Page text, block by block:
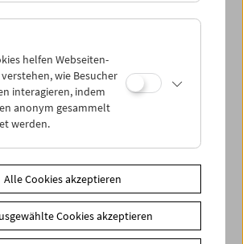
helfen Webseiten-
wie Besucher
interagieren, indem
anonym gesammelt
werden.
Alle Cookies akzeptieren
Cookies akzeptieren